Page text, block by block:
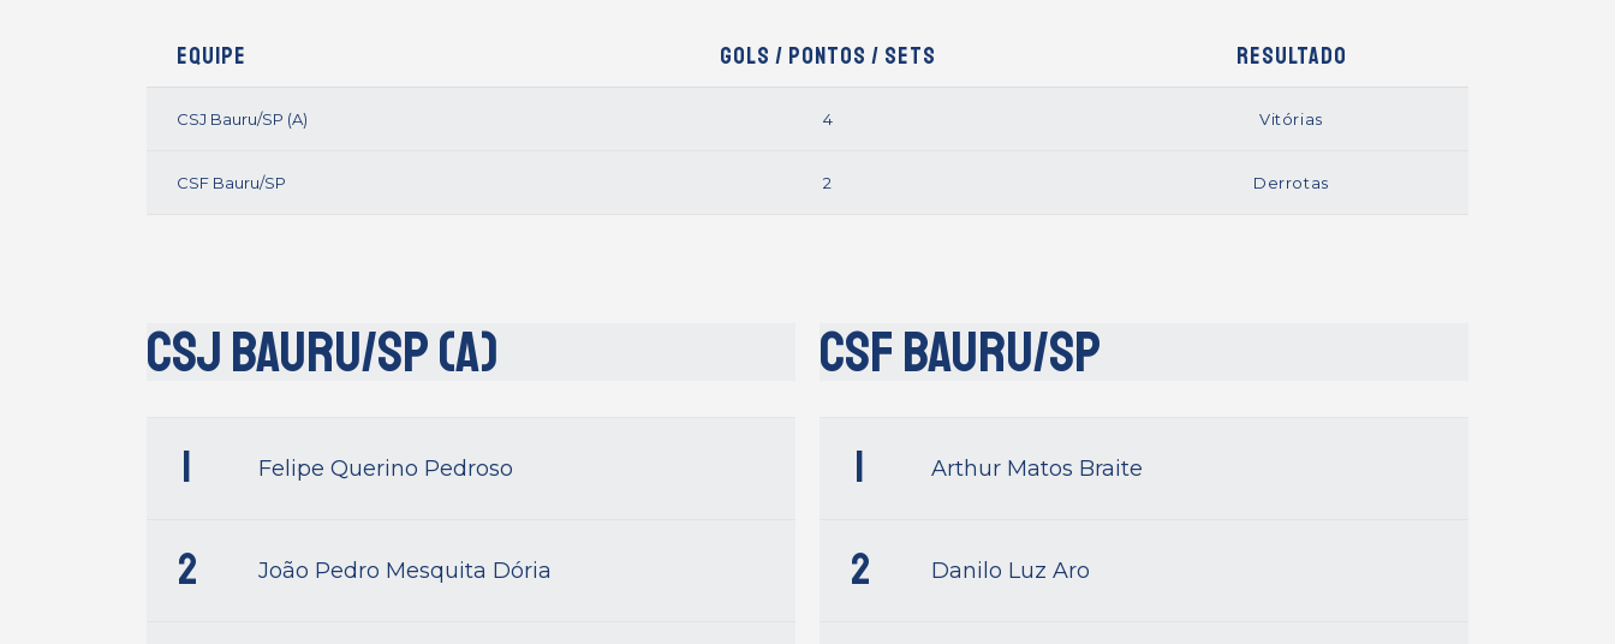
Equipe Gols / Pontos / Sets Resultado
CSJ Bauru/SP (A) 4 Vitórias
CSF Bauru/SP 2 Derrotas
CSJ Bauru/SP (A)
1 Felipe Querino Pedroso
2 João Pedro Mesquita Dória
CSF Bauru/SP
1 Arthur Matos Braite
2 Danilo Luz Aro